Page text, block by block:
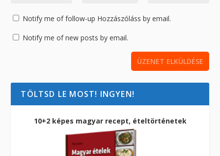
Notify me of follow-up Hozzászóláss by email.
Notify me of new posts by email.
TÖLTSD LE MOST! INGYEN!
10+2 képes magyar recept, ételtörténetek